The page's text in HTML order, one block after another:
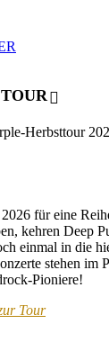
für eine
kehren Deep
einmal in die
stehen im
Pioniere!
Tour